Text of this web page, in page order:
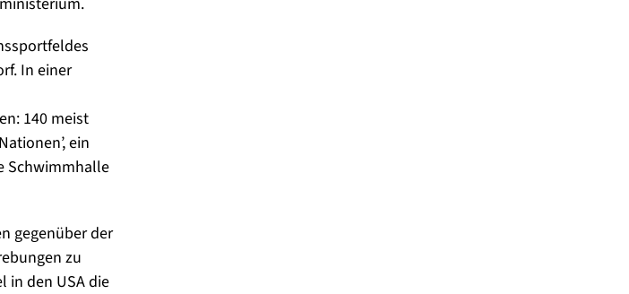
In einer
140 meist
ein
Schwimmhalle
gegenüber der
zu
in den USA die